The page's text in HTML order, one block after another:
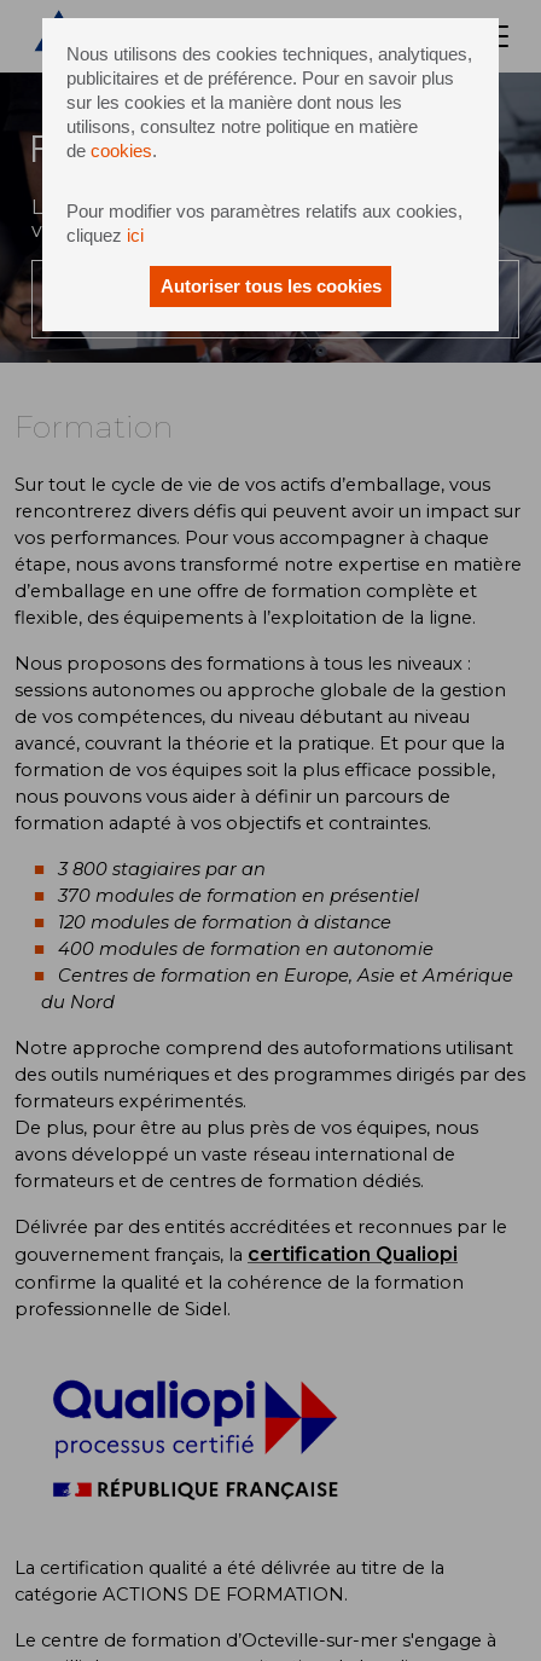
Nous utilisons des cookies techniques, analytiques,
publicitaires et de préférence. Pour en savoir plus
sur les cookies et la manière dont nous les
utilisons, consultez notre politique en matière
de cookies.
Pour modifier vos paramètres relatifs aux cookies,
cliquez ici
Autoriser tous les cookies
Formation
L’accompagnement d’experts tout au long de
votre parcours vers la performance
LIRE LA VIDÉO
Formation
Sur tout le cycle de vie de vos actifs d’emballage, vous
rencontrerez divers défis qui peuvent avoir un impact sur
vos performances. Pour vous accompagner à chaque
étape, nous avons transformé notre expertise en matière
d’emballage en une offre de formation complète et
flexible, des équipements à l’exploitation de la ligne.
Nous proposons des formations à tous les niveaux :
sessions autonomes ou approche globale de la gestion
de vos compétences, du niveau débutant au niveau
avancé, couvrant la théorie et la pratique. Et pour que la
formation de vos équipes soit la plus efficace possible,
nous pouvons vous aider à définir un parcours de
formation adapté à vos objectifs et contraintes.
3 800 stagiaires par an
370 modules de formation en présentiel
120 modules de formation à distance
400 modules de formation en autonomie
Centres de formation en Europe, Asie et Amérique
du Nord
Notre approche comprend des autoformations utilisant
des outils numériques et des programmes dirigés par des
formateurs expérimentés.
De plus, pour être au plus près de vos équipes, nous
avons développé un vaste réseau international de
formateurs et de centres de formation dédiés.
Délivrée par des entités accréditées et reconnues par le
gouvernement français, la certification Qualiopi
confirme la qualité et la cohérence de la formation
professionnelle de Sidel.
La certification qualité a été délivrée au titre de la
catégorie ACTIONS DE FORMATION.
Le centre de formation d’Octeville-sur-mer s'engage à